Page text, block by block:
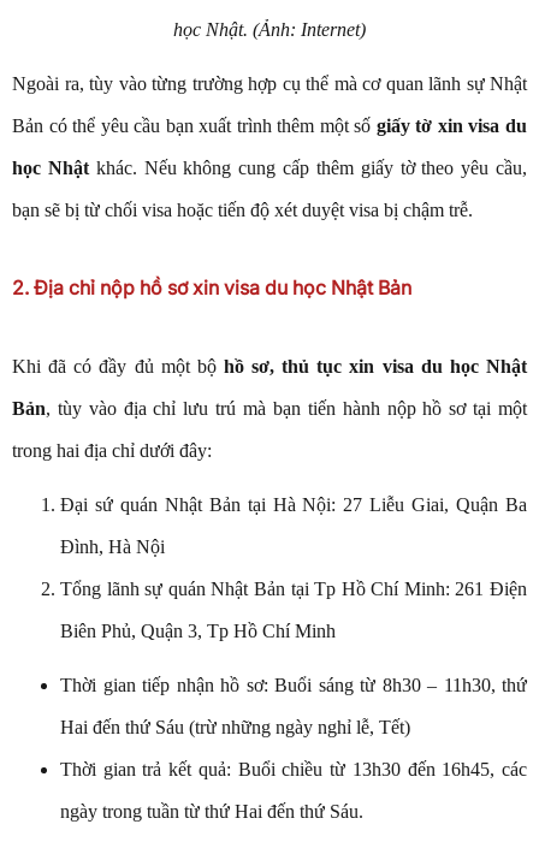
học Nhật. (Ảnh: Internet)
Ngoài ra, tùy vào từng trường hợp cụ thể mà cơ quan lãnh sự Nhật
Bản có thể yêu cầu bạn xuất trình thêm một số giấy tờ xin visa du
học Nhậtkhác. Nếu không cung cấp thêm giấy tờ theo yêu cầu,
bạn sẽ bị từ chối visa hoặc tiến độ xét duyệt visa bị chậm trễ.
2. Địa chỉ nộp hồ sơ xin visa du học Nhật Bản
Khi đã có đầy đủ một bộ hồ sơ, thủ tục xin visa du học Nhật
Bản, tùy vào địa chỉ lưu trú mà bạn tiến hành nộp hồ sơ tại một
trong hai địa chỉ dưới đây:
Đại sứ quán Nhật Bản tại Hà Nội: 27 Liễu Giai, Quận Ba
Đình, Hà Nội
Tổng lãnh sự quán Nhật Bản tại Tp Hồ Chí Minh: 261 Điện
Biên Phủ, Quận 3, Tp Hồ Chí Minh
Thời gian tiếp nhận hồ sơ: Buổi sáng từ 8h30 – 11h30, thứ
Hai đến thứ Sáu (trừ những ngày nghỉ lễ, Tết)
Thời gian trả kết quả: Buổi chiều từ 13h30 đến 16h45, các
ngày trong tuần từ thứ Hai đến thứ Sáu.